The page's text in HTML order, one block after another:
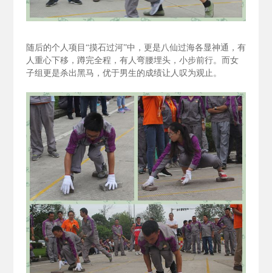
随后的个人项目“摸石过河”中，更是八仙过海各显神通，有
人重心下移，蹲完全程，有人弯腰埋头，小步前行。而女
子组更是杀出黑马，优于男生的成绩让人叹为观止。